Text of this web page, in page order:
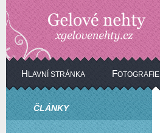
H LAVNÍ STRÁNKA FOTOGRAFIE
ČLÁNKY